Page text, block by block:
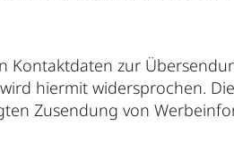
Kontaktdaten zur
hiermit widersprochen.
Zusendung von